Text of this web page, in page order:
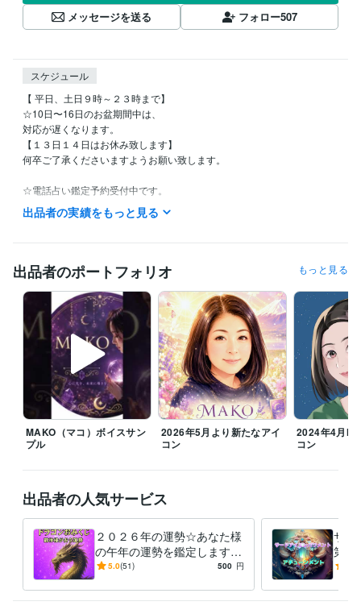
メッセージを送る
フォロー507
スケジュール
【 平日、土日９時～２３時まで】
☆10日〜16日のお盆期間中は、
対応が遅くなります。
【１３日１４日はお休み致します】
何卒ご了承くださいますようお願い致します。
☆電話占い鑑定予約受付中です。
お気軽にお声掛け下さい。
不定休です。
お時間のご了承くださいませ。
どうぞ宜しくお願い致しますm(_ _)m
▲注意▲
また、ご確認の返信がいただけません場合。
鑑定をお届けしましてから、お返事いただけないまま48時間で、正式な
納品をお出しさせていただきます。
何卒ご了承くださいませ。
主婦業のスキマにいつでも対応可能です(*˘︶˘*).｡*♡
『心のままに生きること』決してわがままでなく自分らしく日々一生懸
【お電話はご予約となります。
DMなどで日時ご相談下さいます様お願い致します。】
【家事都合により時間などのご協力を頂きます。】
♡ご依頼下さいました順に対応致します。
私の準備が整いましたら、鑑定・ヒーリング・アチュンーメントに入り
ます。
何卒よろしくお願い致します。
出品者の実績をもっと見る
出品者のポートフォリオ もっと見る
MAKO（マコ）ボイスサン
プル
2026年5月より新たなアイ
コン
2024年4月
コン
出品者の人気サービス
２０２６年の運勢☆あなた様
の午年の運勢を鑑定します
ＤＲＡＧＯＮおみくじ感覚☆
運勢☆】
5.0(51) 500 円
サー
第三
能力